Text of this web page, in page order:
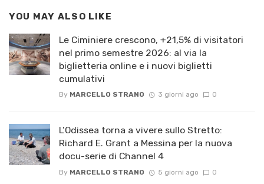
YOU MAY ALSO LIKE
Le Ciminiere crescono, +21,5% di visitatori
nel primo semestre 2026: al via la
biglietteria online e i nuovi biglietti
cumulativi
By MARCELLO STRANO 3 giorni ago 0
L’Odissea torna a vivere sullo Stretto:
Richard E. Grant a Messina per la nuova
docu-serie di Channel 4
By MARCELLO STRANO 5 giorni ago 0